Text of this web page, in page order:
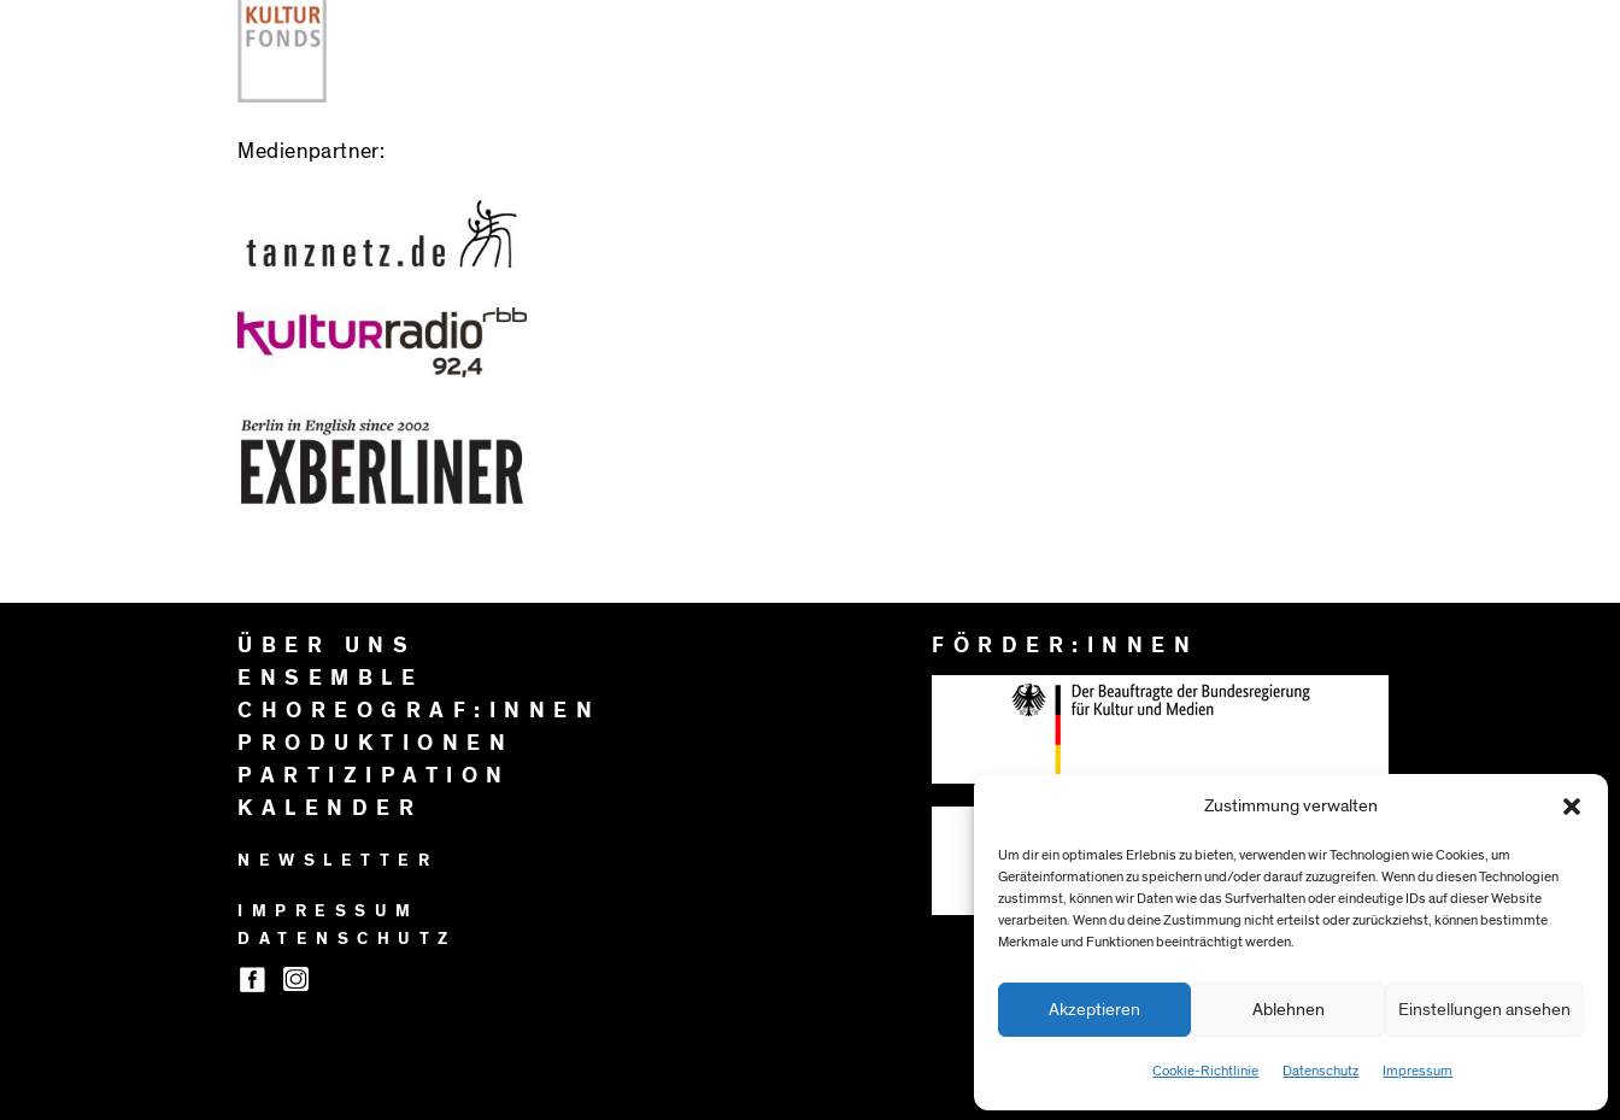
Zustimmung verwalten
Um dir ein optimales Erlebnis zu bieten, verwenden wir Technologien wie Cookies, um
Geräteinformationen zu speichern und/oder darauf zuzugreifen. Wenn du diesen Technologien
zustimmst, können wir Daten wie das Surfverhalten oder eindeutige IDs auf dieser Website
verarbeiten. Wenn du deine Zustimmung nicht erteilst oder zurückziehst, können bestimmte
Merkmale und Funktionen beeinträchtigt werden.
Akzeptieren Ablehnen Einstellungen ansehen
Cookie-Richtlinie Datenschutz Impressum
Medienpartner:
ÜBER UNS
ENSEMBLE
CHOREOGRAF:INNEN
PRODUKTIONEN
PARTIZIPATION
KALENDER
NEWSLETTER
IMPRESSUM
DATENSCHUTZ
FÖRDER:INNEN